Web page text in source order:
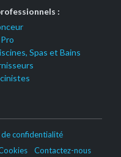
:
Spas et Bains
confidentialité
Contactez-nous